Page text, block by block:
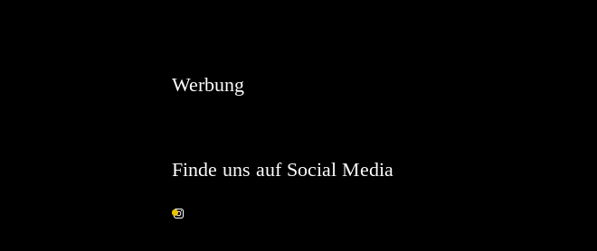
Werbung
Finde uns auf Social Media